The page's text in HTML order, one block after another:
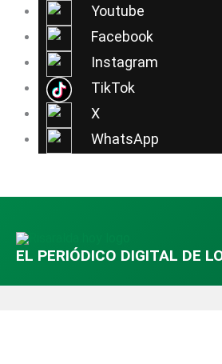
Youtube
Facebook
Instagram
TikTok
X
WhatsApp
contenido
EL PERIÓDICO DIGITAL DE